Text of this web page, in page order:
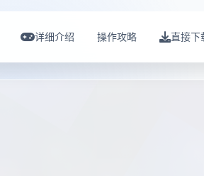
详细介绍 操作攻略 直接下